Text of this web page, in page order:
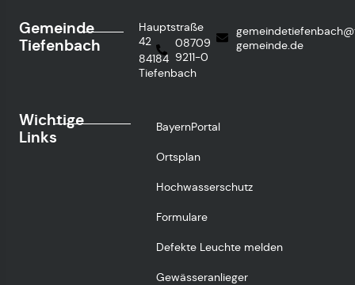
Gemeinde
Tiefenbach
Hauptstraße
42
84184
Tiefenbach
08709
9211-0
gemeinde.de
Wichtige
Links
BayernPortal
Ortsplan
Hochwasserschutz
Formulare
Defekte Leuchte melden
Gewässeranlieger